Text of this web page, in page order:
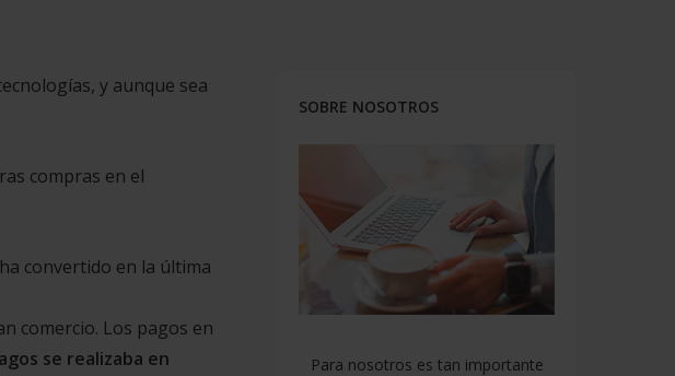
y aunque sea
compras en el
convertido en la última
comercio. Los pagos en
se realizaba en
SOBRE NOSOTROS
Para nosotros es tan importante